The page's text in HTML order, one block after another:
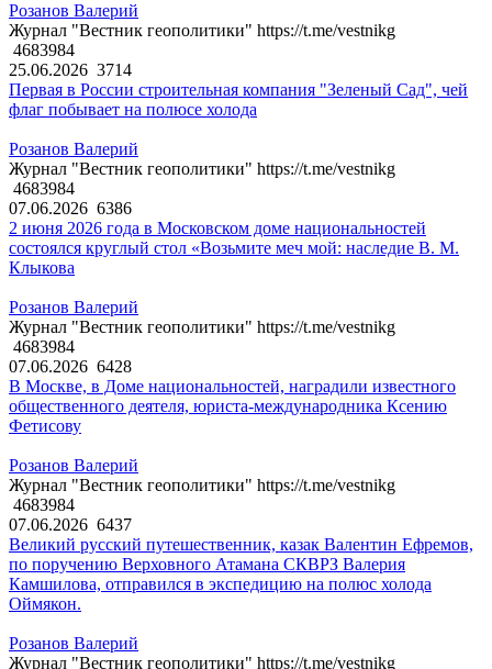
Розанов Валерий
Журнал "Вестник геополитики" https://t.me/vestnikg
4683984
25.06.2026 3714
Первая в России строительная компания "Зеленый Сад", чей
флаг побывает на полюсе холода
Розанов Валерий
Журнал "Вестник геополитики" https://t.me/vestnikg
4683984
07.06.2026 6386
2 июня 2026 года в Московском доме национальностей
состоялся круглый стол «Возьмите меч мой: наследие В. М.
Клыкова
Розанов Валерий
Журнал "Вестник геополитики" https://t.me/vestnikg
4683984
07.06.2026 6428
В Москве, в Доме национальностей, наградили известного
общественного деятеля, юриста-международника Ксению
Фетисову
Розанов Валерий
Журнал "Вестник геополитики" https://t.me/vestnikg
4683984
07.06.2026 6437
Великий русский путешественник, казак Валентин Ефремов,
по поручению Верховного Атамана СКВРЗ Валерия
Камшилова, отправился в экспедицию на полюс холода
Оймякон.
Розанов Валерий
Журнал "Вестник геополитики" https://t.me/vestnikg